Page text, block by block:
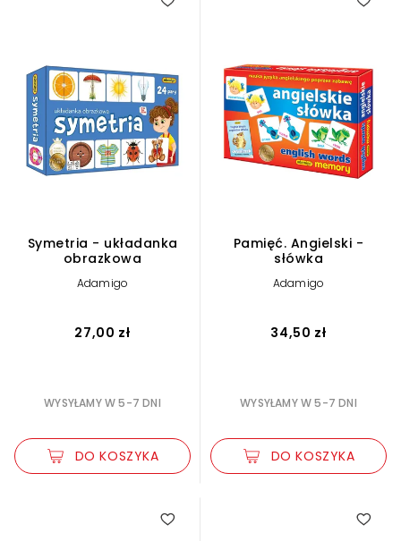
Symetria - układanka
obrazkowa
Adamigo
27,00 zł
WYSYŁAMY W 5-7 DNI
DO KOSZYKA
Pamięć. Angielski -
słówka
Adamigo
34,50 zł
WYSYŁAMY W 5-7 DNI
DO KOSZYKA